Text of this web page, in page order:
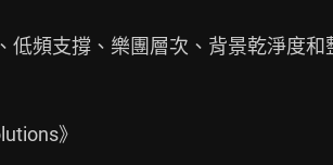
頻支撐、樂團層次、背景乾淨度和
》